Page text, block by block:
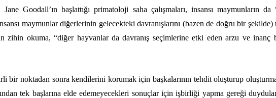
Jane Goodall’ın başlattığı primatoloji saha çalışmaları, insansı maymunların da
maymunlar diğerlerinin gelecekteki davranışlarını (bazen de doğru bir
zihin okuma, “diğer hayvanlar da davranış seçimlerine etki eden arzu ve inanç
bir noktadan sonra kendilerini korumak için başkalarının tehdit oluşturup
tek başlarına elde edemeyecekleri sonuçlar için işbirliği yapma gereği